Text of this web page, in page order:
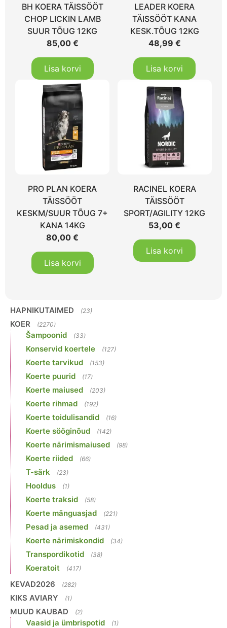
BH KOERA TÄISSÖÖT
CHOP LICKIN LAMB
SUUR TÕUG 12KG
85,00 €
Lisa korvi
LEADER KOERA
TÄISSÖÖT KANA
KESK.TÕUG 12KG
48,99 €
Lisa korvi
PRO PLAN KOERA
TÄISSÖÖT
KESKM/SUUR TÕUG 7+
KANA 14KG
80,00€
Lisa korvi
RACINEL KOERA
TÄISSÖÖT
SPORT/AGILITY 12KG
53,00€
Lisa korvi
HAPNIKUTAIMED (23)
KOER (2270)
Šampoonid (33)
Konservid koertele (127)
Koerte tarvikud (153)
Koerte puurid (17)
Koerte maiused (203)
Koerte rihmad (192)
Koerte toidulisandid (16)
Koerte sööginõud (142)
Koerte närimismaiused (98)
Koerte riided (66)
T-särk (23)
Hooldus (1)
Koerte traksid (58)
Koerte mänguasjad (221)
Pesad ja asemed (431)
Koerte närimiskondid (34)
Transpordikotid (38)
Koeratoit (417)
KEVAD2026 (282)
KIKS AVIARY (1)
MUUD KAUBAD (2)
Vaasid ja ümbrispotid (1)